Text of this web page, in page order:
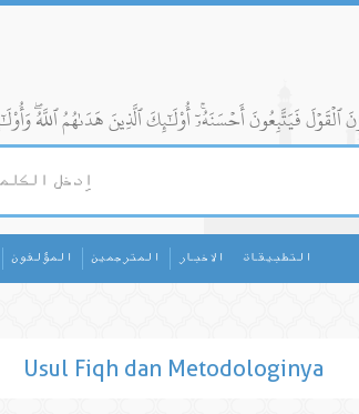
المؤلفون المترجمين الاخبار التطبيقات
Usul Fiqh dan Metodologinya